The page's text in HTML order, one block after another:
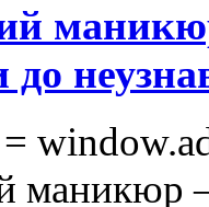
маникюр